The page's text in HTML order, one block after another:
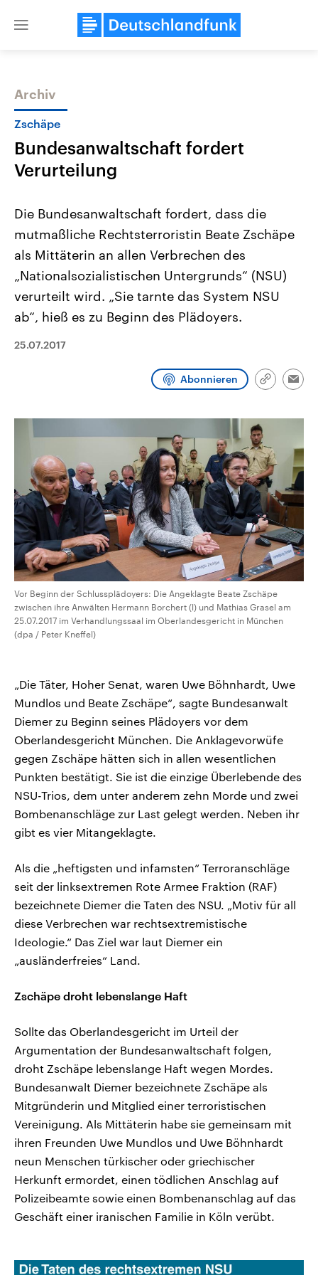
Close
Themen
USA
Aktuelle Beiträge, Analysen und
Hintergründe
Wirtschaftlich und militärisch
gehören die Vereinigten Staaten zu
den mächtigsten Ländern der Erde,
mit großem Einfluss auf das
aktuelle Weltgeschehen.
Nahostkonflikt
Aktuelle Lage und
Der Überfall der
Terrororganisation Hamas
Oktober 2023 auf Israel
Region wieder die Gewalt
Israel möchte die Hamas
Diese wird wie die
Archiv
Zschäpe
Bundesanwaltschaft fordert
Verurteilung
Die Bundesanwaltschaft fordert, dass die
mutmaßliche Rechtsterroristin Beate Zschäpe
als Mittäterin an allen Verbrechen des
„Nationalsozialistischen Untergrunds“ (NSU)
verurteilt wird. „Sie tarnte das System NSU
ab“, hieß es zu Beginn des Plädoyers.
25.07.2017
Abonnieren
Link
Vor Beginn der Schlussplädoyers: Die Angeklagte Beate Zschäpe
zwischen ihre Anwälten Hermann Borchert (l) und Mathias Grasel am
25.07.2017 im Verhandlungssaal im Oberlandesgericht in München
(dpa / Peter Kneffel)
„Die Täter, Hoher Senat, waren Uwe Böhnhardt, Uwe
Mundlos und Beate Zschäpe“, sagte Bundesanwalt
Diemer zu Beginn seines Plädoyers vor dem
Oberlandesgericht München. Die Anklagevorwüfe
gegen Zschäpe hätten sich in allen wesentlichen
Punkten bestätigt. Sie ist die einzige Überlebende des
NSU-Trios, dem unter anderem zehn Morde und zwei
Bombenanschläge zur Last gelegt werden. Neben ihr
gibt es vier Mitangeklagte.
Als die „heftigsten und infamsten“ Terroranschläge
seit der linksextremen Rote Armee Fraktion (RAF)
bezeichnete Diemer die Taten des NSU. „Motiv für all
diese Verbrechen war rechtsextremistische
Ideologie.“ Das Ziel war laut Diemer ein
„ausländerfreies“ Land.
Zschäpe droht lebenslange Haft
Sollte das Oberlandesgericht im Urteil der
Argumentation der Bundesanwaltschaft folgen,
droht Zschäpe lebenslange Haft wegen Mordes.
Bundesanwalt Diemer bezeichnete Zschäpe als
Mitgründerin und Mitglied einer terroristischen
Vereinigung. Als Mittäterin habe sie gemeinsam mit
ihren Freunden Uwe Mundlos und Uwe Böhnhardt
neun Menschen türkischer oder griechischer
Herkunft ermordet, einen tödlichen Anschlag auf
Polizeibeamte sowie einen Bombenanschlag auf das
Geschäft einer iranischen Familie in Köln verübt.